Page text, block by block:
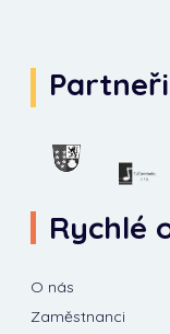
Rychlé
O nás
Zaměstnanci